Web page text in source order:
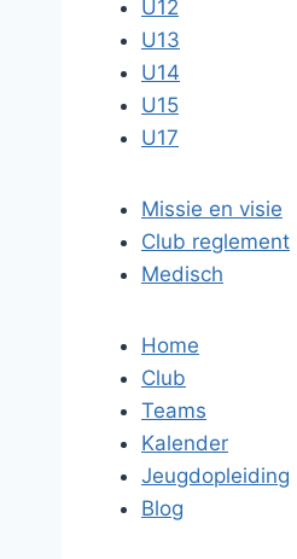
U12
U13
U14
U15
U17
Missie en visie
Club reglement
Medisch
Home
Club
Teams
Kalender
Jeugdopleiding
Blog